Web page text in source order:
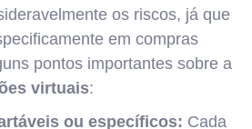
os riscos, já que
em compras
pontos importantes sobre a
virtuais:
ou específicos: Cada